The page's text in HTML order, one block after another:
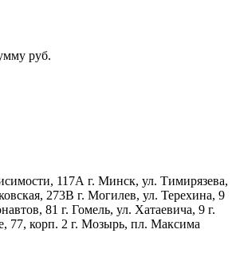
руб.
117А г. Минск, ул. Тимирязева,
273В г. Могилев, ул. Терехина, 9
81 г. Гомель, ул. Хатаевича, 9 г.
77, корп. 2 г. Мозырь, пл. Максима